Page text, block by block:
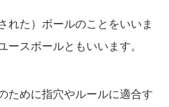
れた）ボールのことをいいま
ースボールともいいます。
ために指穴やルールに適合す